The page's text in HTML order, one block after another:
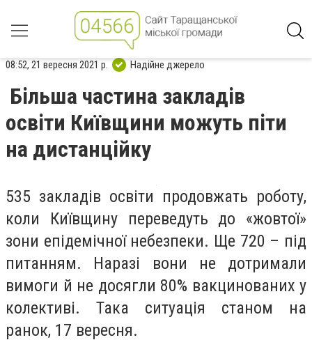
08:52, 21 вересня 2021 р. Надійне джерело
Більша частина закладів
освіти Київщини можуть піти
на дистанційку
535 закладів освіти продовжать роботу,
коли Київщину переведуть до «жовтої»
зони епідемічної небезпеки. Ще 720 – під
питанням. Наразі вони не дотримали
вимоги й не досягли 80% вакцинованих у
колективі. Така ситуація станом на
ранок, 17 вересня.